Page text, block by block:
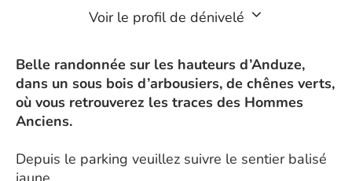
Voir le profil de dénivelé
Belle randonnée sur les hauteurs d’Anduze,
dans un sous bois d’arbousiers, de chênes verts,
où vous retrouverez les traces des Hommes
Anciens.
Depuis le parking veuillez suivre le sentier balisé